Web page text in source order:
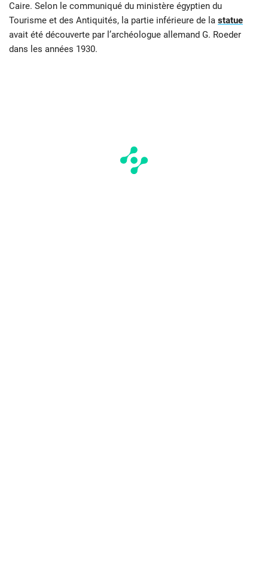
Caire. Selon le communiqué du ministère égyptien du
Tourisme et des Antiquités, la partie inférieure de la statue
avait été découverte par l’archéologue allemand G. Roeder
dans les années 1930.